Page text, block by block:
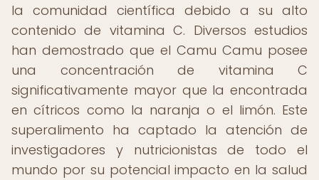
la comunidad científica debido a su alto
contenido de vitamina C. Diversos estudios
han demostrado que el Camu Camu posee
una concentración de vitamina C
significativamente mayor que la encontrada
en cítricos como la naranja o el limón. Este
superalimento ha captado la atención de
investigadores y nutricionistas de todo el
mundo por su potencial impacto en la salud